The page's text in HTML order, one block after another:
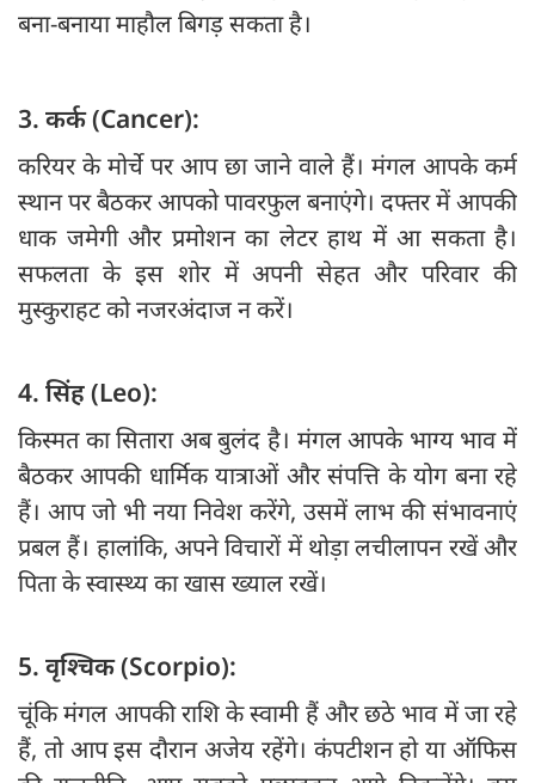
बना-बनाया माहौल बिगड़ सकता है।
3. कर्क (Cancer):
करियर के मोर्चे पर आप छा जाने वाले हैं। मंगल आपके कर्म
स्थान पर बैठकर आपको पावरफुल बनाएंगे। दफ्तर में आपकी
धाक जमेगी और प्रमोशन का लेटर हाथ में आ सकता है।
सफलता के इस शोर में अपनी सेहत और परिवार की
मुस्कुराहट को नजरअंदाज न करें।
4. सिंह (Leo):
किस्मत का सितारा अब बुलंद है। मंगल आपके भाग्य भाव में
बैठकर आपकी धार्मिक यात्राओं और संपत्ति के योग बना रहे
हैं। आप जो भी नया निवेश करेंगे, उसमें लाभ की संभावनाएं
प्रबल हैं। हालांकि, अपने विचारों में थोड़ा लचीलापन रखें और
पिता के स्वास्थ्य का खास ख्याल रखें।
5. वृश्चिक (Scorpio):
चूंकि मंगल आपकी राशि के स्वामी हैं और छठे भाव में जा रहे
हैं, तो आप इस दौरान अजेय रहेंगे। कंपटीशन हो या ऑफिस